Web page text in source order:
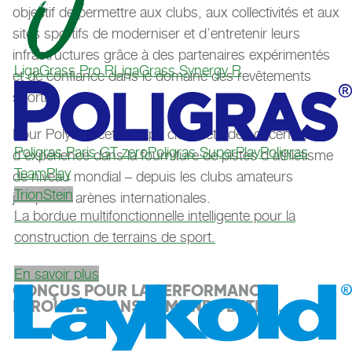
objectif de permettre aux clubs, aux collectivités et aux
sites sportifs de moderniser et d’entretenir leurs
infrastructures grâce à des partenaires expérimentés
et de confiance dans le domaine des revêtements
sportifs.
Pour Polytan, cette étape clé reflète des décennies
d’expérience dans la fourniture de pistes d’athlétisme
de niveau mondial – depuis les clubs amateurs
jusqu’aux arènes internationales.
CONÇUS POUR LA PERFORMANCE.
ÉPROUVÉS DANS LE MONDE ENTIER.
LigaGrass Pro RLigaGrass Synergy R
Poligras Paris GT zeroPoligras SuperPlayPoligras
TeamPlay
TrionStein
La bordue multifonctionnelle intelligente pour la
construction de terrains de sport.
En savoir plus